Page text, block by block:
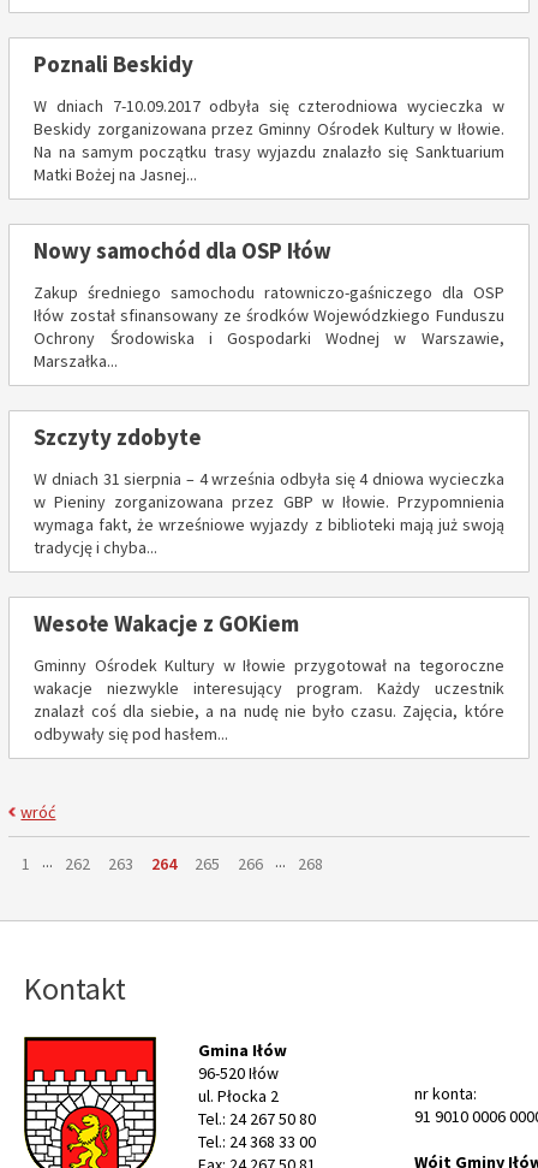
Poznali Beskidy
W dniach 7-10.09.2017 odbyła się czterodniowa wycieczka w
Beskidy zorganizowana przez Gminny Ośrodek Kultury w Iłowie.
Na na samym początku trasy wyjazdu znalazło się Sanktuarium
Matki Bożej na Jasnej...
Nowy samochód dla OSP Iłów
Zakup średniego samochodu ratowniczo-gaśniczego dla OSP
Iłów został sfinansowany ze środków Wojewódzkiego Funduszu
Ochrony Środowiska i Gospodarki Wodnej w Warszawie,
Marszałka...
Szczyty zdobyte
W dniach 31 sierpnia – 4 września odbyła się 4 dniowa wycieczka
w Pieniny zorganizowana przez GBP w Iłowie. Przypomnienia
wymaga fakt, że wrześniowe wyjazdy z biblioteki mają już swoją
tradycję i chyba...
Wesołe Wakacje z GOKiem
Gminny Ośrodek Kultury w Iłowie przygotował na tegoroczne
wakacje niezwykle interesujący program. Każdy uczestnik
znalazł coś dla siebie, a na nudę nie było czasu. Zajęcia, które
odbywały się pod hasłem...
wróć
Strona
Strona
1 ... Strona
262 Strona
263 Strona
264 Strona
265 Strona
266 ... Strona
268
Kontakt
Gmina Iłów
96-520 Iłów
ul. Płocka 2
Tel.: 24 267 50 80
Tel.: 24 368 33 00
nr konta:
91 9010 0006
Wójt Gminy